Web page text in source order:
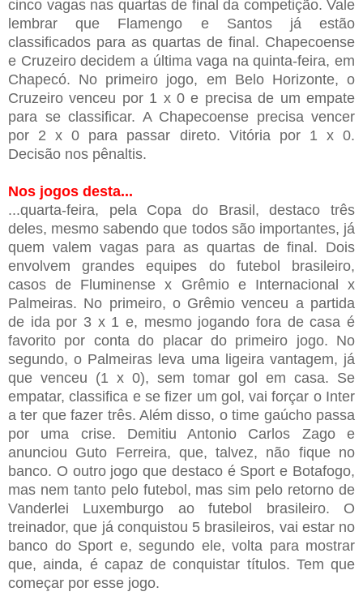
cinco vagas nas quartas de final da competição. Vale
lembrar que Flamengo e Santos já estão
classificados para as quartas de final. Chapecoense
e Cruzeiro decidem a última vaga na quinta-feira, em
Chapecó. No primeiro jogo, em Belo Horizonte, o
Cruzeiro venceu por 1 x 0 e precisa de um empate
para se classificar. A Chapecoense precisa vencer
por 2 x 0 para passar direto. Vitória por 1 x 0.
Decisão nos pênaltis.
Nos jogos desta...
...quarta-feira, pela Copa do Brasil, destaco três
deles, mesmo sabendo que todos são importantes, já
quem valem vagas para as quartas de final. Dois
envolvem grandes equipes do futebol brasileiro,
casos de Fluminense x Grêmio e Internacional x
Palmeiras. No primeiro, o Grêmio venceu a partida
de ida por 3 x 1 e, mesmo jogando fora de casa é
favorito por conta do placar do primeiro jogo. No
segundo, o Palmeiras leva uma ligeira vantagem, já
que venceu (1 x 0), sem tomar gol em casa. Se
empatar, classifica e se fizer um gol, vai forçar o Inter
a ter que fazer três. Além disso, o time gaúcho passa
por uma crise. Demitiu Antonio Carlos Zago e
anunciou Guto Ferreira, que, talvez, não fique no
banco. O outro jogo que destaco é Sport e Botafogo,
mas nem tanto pelo futebol, mas sim pelo retorno de
Vanderlei Luxemburgo ao futebol brasileiro. O
treinador, que já conquistou 5 brasileiros, vai estar no
banco do Sport e, segundo ele, volta para mostrar
que, ainda, é capaz de conquistar títulos. Tem que
começar por esse jogo.